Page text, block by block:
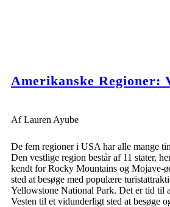
Amerikanske Regioner:
Af Lauren Ayube
De fem regioner i USA har alle mange
Den vestlige region består af 11 stater,
kendt for Rocky Mountains og Mojave-
sted at besøge med populære
Yellowstone National Park. Det er tid til
Vesten til et vidunderligt sted at besøge